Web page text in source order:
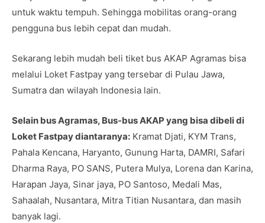
untuk waktu tempuh. Sehingga mobilitas orang-orang
pengguna bus lebih cepat dan mudah.
Sekarang lebih mudah beli tiket bus AKAP Agramas bisa
melalui Loket Fastpay yang tersebar di Pulau Jawa,
Sumatra dan wilayah Indonesia lain.
Selain bus Agramas, Bus-bus AKAP yang bisa dibeli di
Loket Fastpay diantaranya: Kramat Djati, KYM Trans,
Pahala Kencana, Haryanto, Gunung Harta, DAMRI, Safari
Dharma Raya, PO SANS, Putera Mulya, Lorena dan Karina,
Harapan Jaya, Sinar jaya, PO Santoso, Medali Mas,
Sahaalah, Nusantara, Mitra Titian Nusantara, dan masih
banyak lagi.